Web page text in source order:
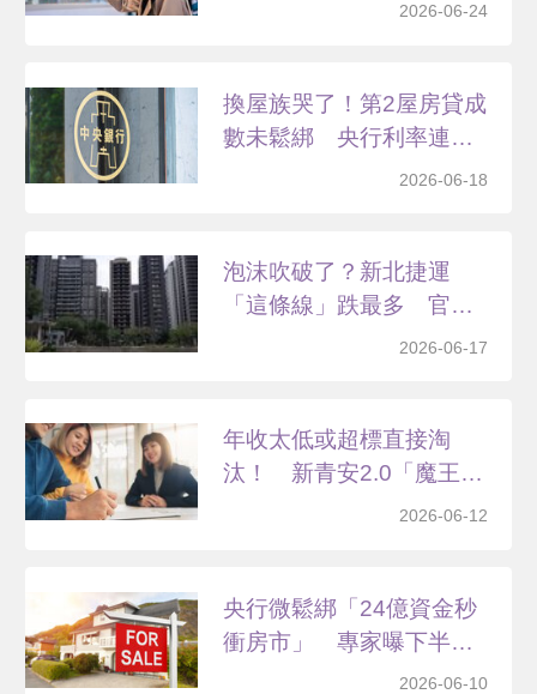
2026-06-24
換屋族哭了！第2屋房貸成
數未鬆綁 央行利率連
2026-06-18
泡沫吹破了？新北捷運
「這條線」跌最多 官方
2026-06-17
年收太低或超標直接淘
汰！ 新青安2.0「魔王
2026-06-12
央行微鬆綁「24億資金秒
衝房市」 專家曝下半
2026-06-10